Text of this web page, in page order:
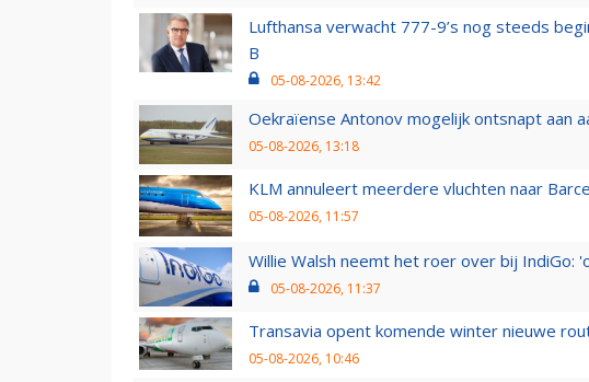
Lufthansa verwacht 777-9’s nog steeds
B
05-08-2026, 13:42
Oekraïense Antonov mogelijk ontsnapt aan
05-08-2026, 13:18
KLM annuleert meerdere vluchten naar
05-08-2026, 11:57
Willie Walsh neemt het roer over bij IndiGo:
05-08-2026, 11:37
Transavia opent komende winter nieuwe
05-08-2026, 10:46